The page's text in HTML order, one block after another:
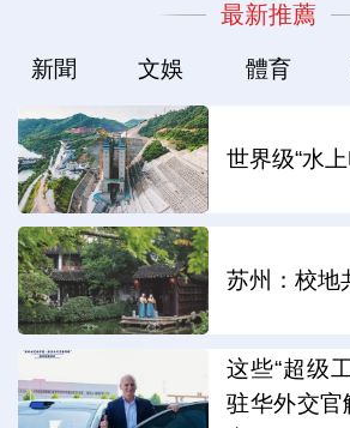
最新推薦
新聞 文娛 體育
世界级“水
苏州：校地
这些“超级
驻华外交官